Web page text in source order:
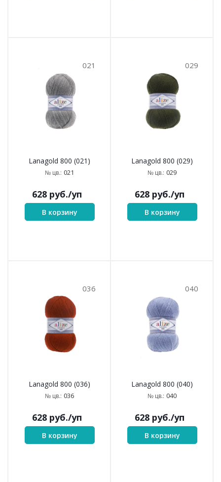
021
Lanagold 800 (021)
№ цв.: 021
628 руб./уп
В корзину
029
Lanagold 800 (029)
№ цв.: 029
628 руб./уп
В корзину
036
Lanagold 800 (036)
№ цв.: 036
628 руб./уп
В корзину
040
Lanagold 800 (040)
№ цв.: 040
628 руб./уп
В корзину